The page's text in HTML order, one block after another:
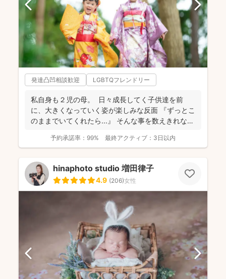
発達凸凹相談歓迎 LGBTQフレンドリー
私自身も２児の母。 日々成長してく子供達を前
に、大きくなっていく姿が楽しみな反面 『ずっとこ
のままでいてくれたら...』 そんな事を数えきれな
予約承諾率： 99% 最終アクティブ： 3日以内
hinaphoto studio 増田律子
4.9 (206)女性